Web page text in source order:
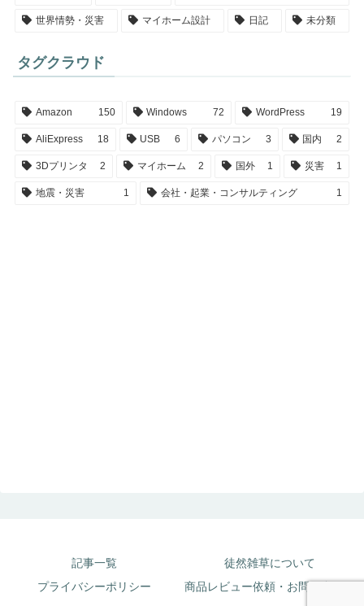
世界情勢・災害 マイホーム設計 日記 未分類
タグクラウド
Amazon 150 Windows 72 WordPress 19
AliExpress 18 USB 6 パソコン 3 国内 2
3Dプリンタ 2 マイホーム 2 国外 1 災害 1
地震・災害 1 会社・起業・コンサルティング 1
記事一覧
徒然雑草について
プライバシーポリシー
商品レビュー依頼・お問い合わせ